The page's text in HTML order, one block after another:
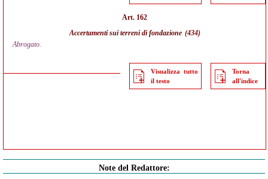
Art. 162
Accertamenti sui terreni di fondazione (434)
Abrogato.
Visualizza tutto
il testo
Torna
all'indice
Note del Redattore: